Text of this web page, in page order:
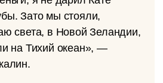
Зато мы стояли,
света, в Новой Зеландии,
на Тихий океан», —